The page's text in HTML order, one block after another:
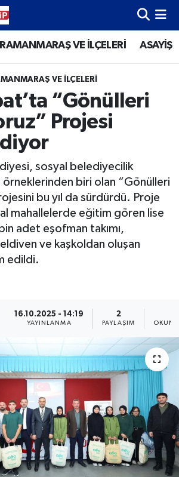
VE İLÇELERİ ASAYİŞ
VE İLÇELERİ
“Gönülleri
Projesi
sosyal belediyecilik
örneklerinden biri olan “Gönülleri
bu yıl da sürdürdü. Proje
mahallelerde eğitim gören lise
adet eşofman takımı,
ve kaşkoldan oluşan
edildi.
16.10.2025 - 14:19
YAYINLANMA
2
PAYLAŞIM
Nöbetçi Eczaneler
Hava Durumu
Namaz Vakitleri
Trafik Yoğunluk Haritası
Durumu ve Fikstür